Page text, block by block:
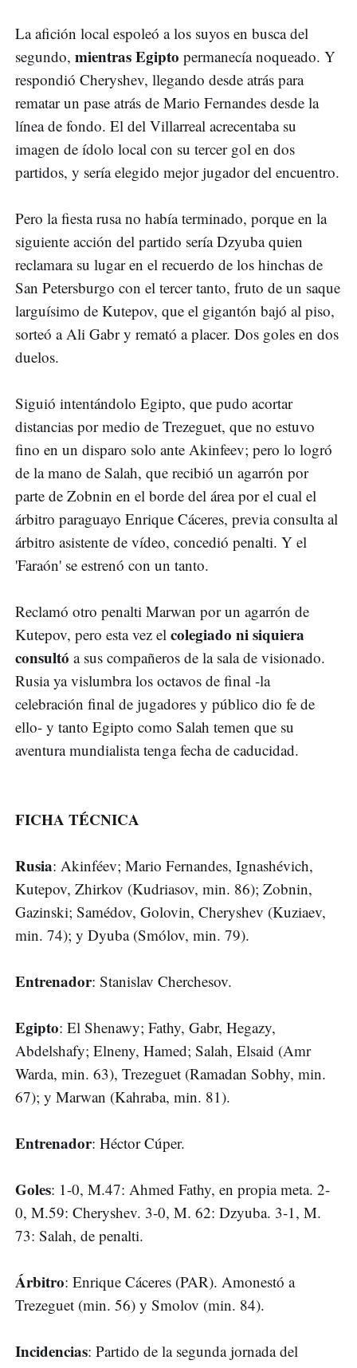
La afición local espoleó a los suyos en busca del
segundo, mientras Egipto permanecía noqueado. Y
respondió Cheryshev, llegando desde atrás para
rematar un pase atrás de Mario Fernandes desde la
línea de fondo. El del Villarreal acrecentaba su
imagen de ídolo local con su tercer gol en dos
partidos, y sería elegido mejor jugador del encuentro.
Pero la fiesta rusa no había terminado, porque en la
siguiente acción del partido sería Dzyuba quien
reclamara su lugar en el recuerdo de los hinchas de
San Petersburgo con el tercer tanto, fruto de un saque
larguísimo de Kutepov, que el gigantón bajó al piso,
sorteó a Ali Gabr y remató a placer. Dos goles en dos
duelos.
Siguió intentándolo Egipto, que pudo acortar
distancias por medio de Trezeguet, que no estuvo
fino en un disparo solo ante Akinfeev; pero lo logró
de la mano de Salah, que recibió un agarrón por
parte de Zobnin en el borde del área por el cual el
árbitro paraguayo Enrique Cáceres, previa consulta al
árbitro asistente de vídeo, concedió penalti. Y el
'Faraón' se estrenó con un tanto.
Reclamó otro penalti Marwan por un agarrón de
Kutepov, pero esta vez el colegiado ni siquiera
consultó a sus compañeros de la sala de visionado.
Rusia ya vislumbra los octavos de final -la
celebración final de jugadores y público dio fe de
ello- y tanto Egipto como Salah temen que su
aventura mundialista tenga fecha de caducidad.
FICHA TÉCNICA
Rusia: Akinféev; Mario Fernandes, Ignashévich,
Kutepov, Zhirkov (Kudriasov, min. 86); Zobnin,
Gazinski; Samédov, Golovin, Cheryshev (Kuziaev,
min. 74); y Dyuba (Smólov, min. 79).
Entrenador: Stanislav Cherchesov.
Egipto: El Shenawy; Fathy, Gabr, Hegazy,
Abdelshafy; Elneny, Hamed; Salah, Elsaid (Amr
Warda, min. 63), Trezeguet (Ramadan Sobhy, min.
67); y Marwan (Kahraba, min. 81).
Entrenador: Héctor Cúper.
Goles: 1-0, M.47: Ahmed Fathy, en propia meta. 2-
0, M.59: Cheryshev. 3-0, M. 62: Dzyuba. 3-1, M.
73: Salah, de penalti.
Árbitro: Enrique Cáceres (PAR). Amonestó a
Trezeguet (min. 56) y Smolov (min. 84).
Incidencias: Partido de la segunda jornada del